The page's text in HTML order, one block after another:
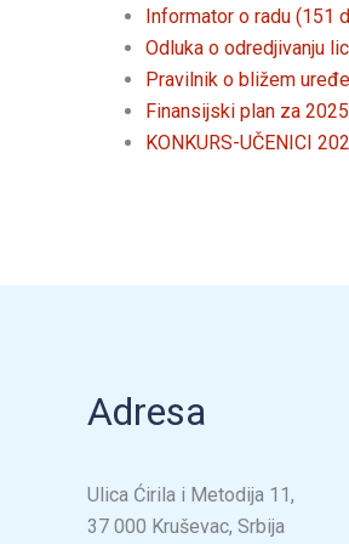
Informator o radu (151
Odluka o odredjivanju
Pravilnik o bližem
Finansijski plan za
KONKURS-UČENICI
Adresa
Ulica Ćirila i Metodija 11,
37 000 Kruševac, Srbija